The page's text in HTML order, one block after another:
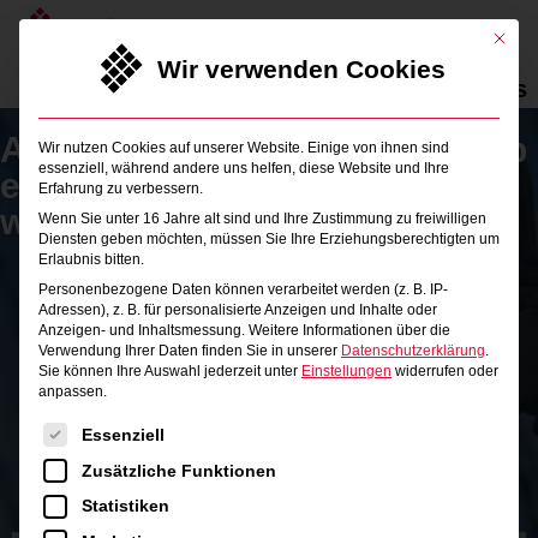
Mastering Cloud. Accelerating Business
Alles, was Du über den Betrieb
eines Kubernetes-Clusters
wissen musst
Mit
Wir verwenden Cookies
Wir nutzen Cookies auf unserer Website. Einige von ihnen sind
essenziell, während andere uns helfen, diese Website und Ihre
Erfahrung zu verbessern.
Wenn Sie unter 16 Jahre alt sind und Ihre Zustimmung zu freiwilligen
Diensten geben möchten, müssen Sie Ihre Erziehungsberechtigten um
Erlaubnis bitten.
Personenbezogene Daten können verarbeitet werden (z. B. IP-
Adressen), z. B. für personalisierte Anzeigen und Inhalte oder
Anzeigen- und Inhaltsmessung. Weitere Informationen über die
Verwendung Ihrer Daten finden Sie in unserer Datenschutzerklärung.
Sie können Ihre Auswahl jederzeit unter Einstellungen widerrufen oder
anpassen.
Es folgt eine Liste der Service-Gruppen, für die eine
Essenziell
Zusätzliche Funktionen
Statistiken